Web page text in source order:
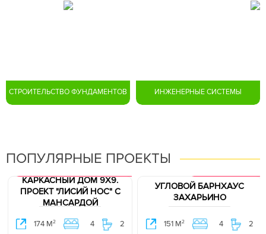
СТРОИТЕЛЬСТВО ФУНДАМЕНТОВ ИНЖЕНЕРНЫЕ СИСТЕМЫ
ПОПУЛЯРНЫЕ ПРОЕКТЫ
КАРКАСНЫЙ ДОМ 9Х9.
ПРОЕКТ "ЛИСИЙ НОС" C
МАНСАРДОЙ
174 М2 4 2
УГЛОВОЙ БАРНХАУС
ЗАХАРЬИНО
151 М2 4 2